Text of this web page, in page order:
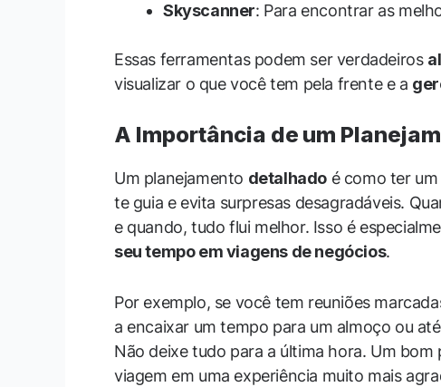
Skyscanner: Para encontrar as
Essas ferramentas podem ser verdadeiros
visualizar o que você tem pela frente e a
A Importância de um
Um planejamento detalhado é como ter
te guia e evita surpresas desagradáveis.
e quando, tudo flui melhor. Isso é
seu tempo em viagens de negócios.
Por exemplo, se você tem reuniões
a encaixar um tempo para um almoço ou
Não deixe tudo para a última hora. Um
viagem em uma experiência muito mais